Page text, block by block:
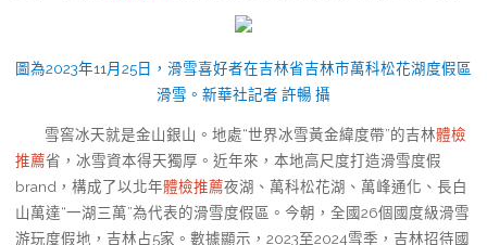
圖為2023年11月25日，滑雪喜好者在吉林省吉林市萬科松花湖度假區
滑雪。新華社記者 許暢 攝
雪窖冰天就是金山銀山。地處“世界冰雪黃金緯度帶”的吉林體檢
推薦省，冰雪資本得天獨厚。近年來，本地高尺度打造滑雪度假
brand，構成了以北年體檢推薦夜湖、萬科松花湖、萬峰通化、長白
山萬達“一湖三萬”為代表的滑雪度假區。今朝，全國26個國度級滑雪
游玩度假地，吉林占5家。數據顯示，2023至2024雪季，吉林招待國